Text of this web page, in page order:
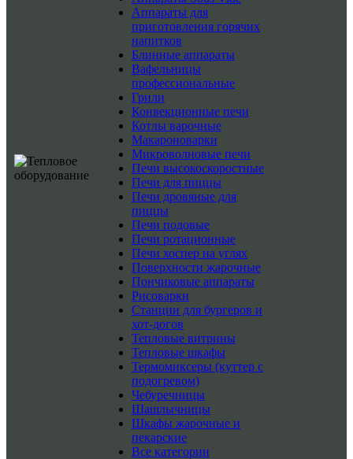
Аппараты для
приготовления горячих
напитков
Блинные аппараты
Вафельницы
профессиональные
Грили
Конвекционные печи
Котлы варочные
Макароноварки
Микроволновые печи
Печи высокоскоростные
Печи для пиццы
Печи дровяные для
пиццы
Печи подовые
Печи ротационные
Печи хоспер на углях
Поверхности жарочные
Пончиковые аппараты
Рисоварки
Станции для бургеров и
хот-догов
Тепловые витрины
Тепловые шкафы
Термомиксеры (куттер с
подогревом)
Чебуречницы
Шашлычницы
Шкафы жарочные и
пекарские
Все категории